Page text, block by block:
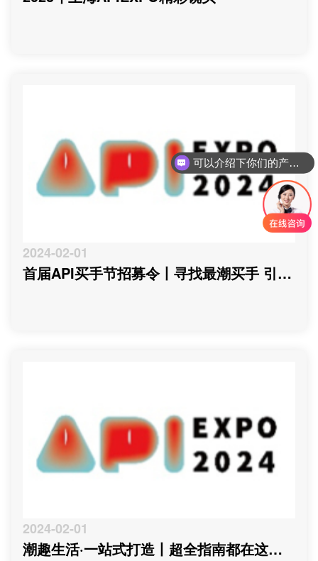
2024-02-01
首届API买手节招募令丨寻找最潮买手 引领
2024-02-01
潮趣生活·一站式打造丨超全指南都在这里
可以介绍下你们的产品么